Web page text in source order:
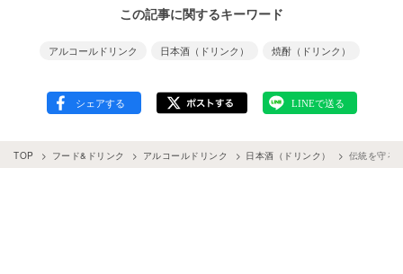
この記事に関するキーワード
アルコールドリンク 日本酒（ドリンク） 焼酎（ドリンク）
TOP フード&ドリンク アルコールドリンク 日本酒（ドリンク） 伝統を守る